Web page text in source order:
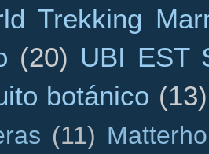
Trekking
(20) UBI EST
botánico (13)
(11)